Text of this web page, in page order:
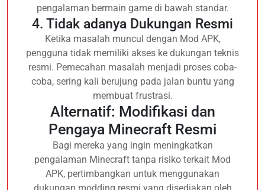
pengalaman bermain game di bawah standar.
4. Tidak adanya Dukungan Resmi
Ketika masalah muncul dengan Mod APK,
pengguna tidak memiliki akses ke dukungan teknis
resmi. Pemecahan masalah menjadi proses coba-
coba, sering kali berujung pada jalan buntu yang
membuat frustrasi.
Alternatif: Modifikasi dan
Pengaya Minecraft Resmi
Bagi mereka yang ingin meningkatkan
pengalaman Minecraft tanpa risiko terkait Mod
APK, pertimbangkan untuk menggunakan